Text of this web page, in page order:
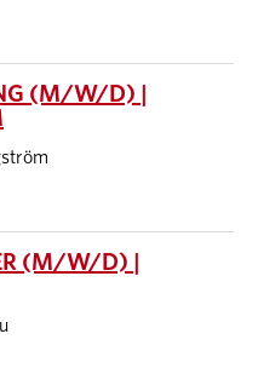
(M/W/D) |
(M/W/D) |